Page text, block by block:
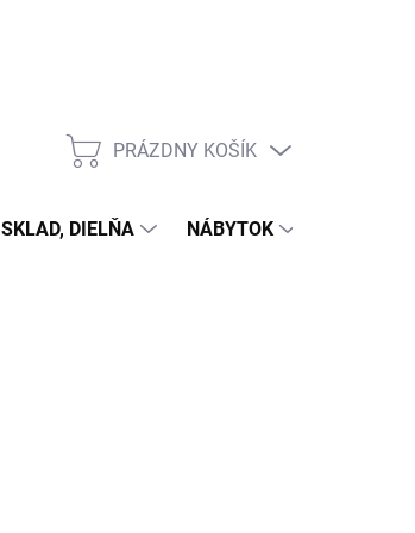
NÁKUPNÝ
PRÁZDNY KOŠÍK
SKLAD, DIELŇA NÁBYTOK